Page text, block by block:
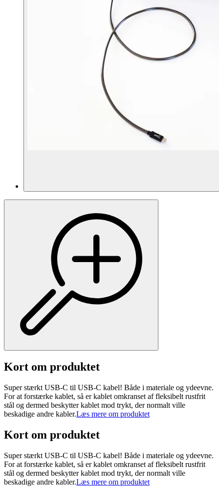
Kort om produktet
Super stærkt USB-C til USB-C kabel! Både i materiale og ydeevne.
For at forstærke kablet, så er kablet omkranset af fleksibelt rustfrit
stål og dermed beskytter kablet mod trykt, der normalt ville
beskadige andre kabler.Læs mere om produktet
Kort om produktet
Super stærkt USB-C til USB-C kabel! Både i materiale og ydeevne.
For at forstærke kablet, så er kablet omkranset af fleksibelt rustfrit
stål og dermed beskytter kablet mod trykt, der normalt ville
beskadige andre kabler.Læs mere om produktet